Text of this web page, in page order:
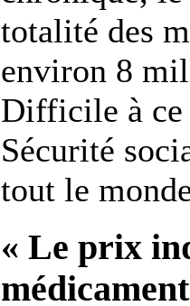
totalité des
environ 8
Difficile à
Sécurité
tout le
« Le prix